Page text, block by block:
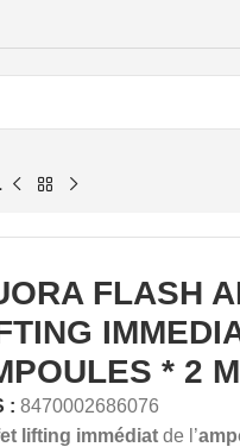
FLASH
* 2
:8470002686076
lifting immédiat de l’